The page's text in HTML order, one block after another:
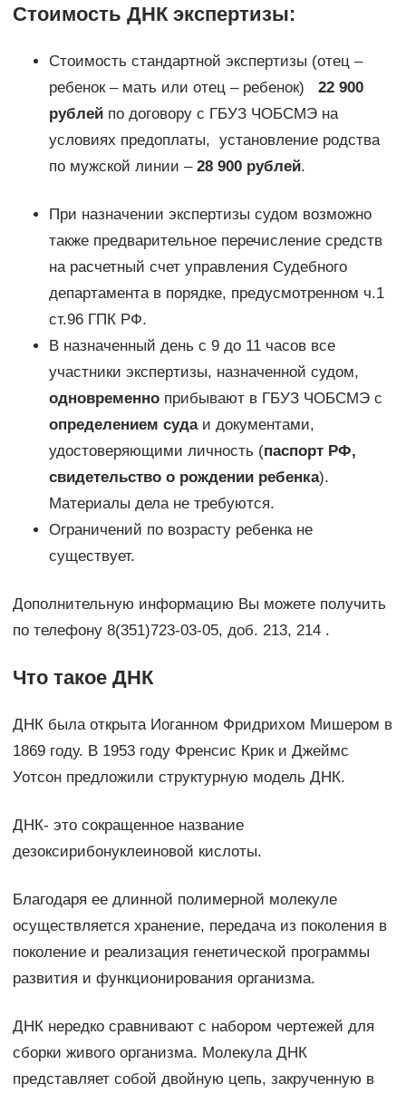
Стоимость ДНК экспертизы:
Стоимость стандартной экспертизы (отец –
ребенок – мать или отец – ребенок) 22 900
рублейпо договору с ГБУЗ ЧОБСМЭ на
условиях предоплаты, установление родства
по мужской линии – 28 900 рублей.
При назначении экспертизы судом возможно
также предварительное перечисление средств
на расчетный счет управления Судебного
департамента в порядке, предусмотренном ч.1
ст.96 ГПК РФ.
В назначенный день с 9 до 11 часов все
участники экспертизы, назначенной судом,
одновременноприбывают в ГБУЗ ЧОБСМЭ с
определением судаи документами,
удостоверяющими личность (паспорт РФ,
свидетельство о рождении ребенка).
Материалы дела не требуются.
Ограничений по возрасту ребенка не
существует.
Дополнительную информацию Вы можете получить
по телефону 8(351)723-03-05, доб. 213, 214 .
Что такое ДНК
ДНК была открыта Иоганном Фридрихом Мишером в
1869 году. В 1953 году Френсис Крик и Джеймс
Уотсон предложили структурную модель ДНК.
ДНК- это сокращенное название
дезоксирибонуклеиновой кислоты.
Благодаря ее длинной полимерной молекуле
осуществляется хранение, передача из поколения в
поколение и реализация генетической программы
развития и функционирования организма.
ДНК нередко сравнивают с набором чертежей для
сборки живого организма. Молекула ДНК
представляет собой двойную цепь, закрученную в